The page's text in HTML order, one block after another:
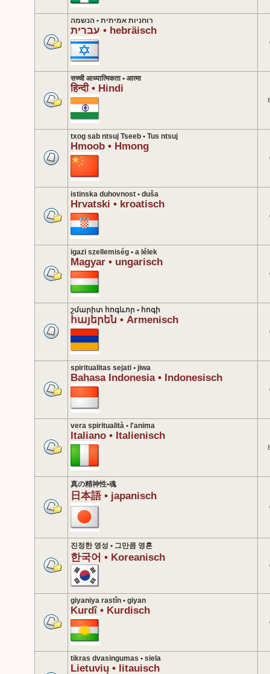
רוחניות אמיתית • הנשמה
עברית • hebräisch
सच्ची आध्यात्मिकता • आत्मा
हिन्दी • Hindi
txog sab ntsuj Tseeb • Tus ntsuj
Hmoob • Hmong
istinska duhovnost • duša
Hrvatski • kroatisch
igazi szellemiség • a lélek
Magyar • ungarisch
շմարիտ հոգևոր • հոգի
հայերեն • Armenisch
spiritualitas sejati • jiwa
Bahasa Indonesia • Indonesisch
vera spiritualità • l'anima
Italiano • Italienisch
真の精神性•魂
日本語 • japanisch
진정한 영성 • 그만큼 영혼
한국어 • Koreanisch
giyaniya rastîn • giyan
Kurdî • Kurdisch
tikras dvasingumas • siela
Lietuvių • litauisch